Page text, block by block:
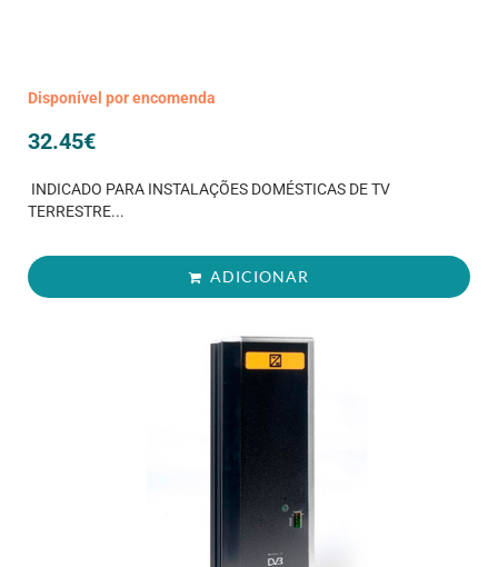
Disponível por encomenda
32.45€
INDICADO PARA INSTALAÇÕES DOMÉSTICAS DE TV
TERRESTRE...
ADICIONAR